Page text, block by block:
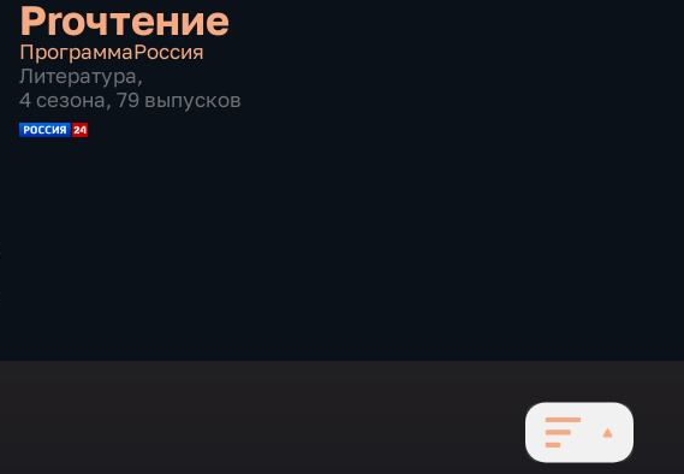
Proчтение
ПрограммаРоссия
Литература,
4 сезона, 79 выпусков